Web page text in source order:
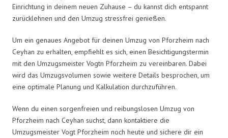
Einrichtung in deinem neuen Zuhause – du kannst dich entspannt
zurücklehnen und den Umzug stressfrei genießen.
Um ein genaues Angebot für deinen Umzug von Pforzheim nach
Ceyhan zu erhalten, empfiehlt es sich, einen Besichtigungstermin
mit den Umzugsmeister Vogtn Pforzheim zu vereinbaren. Dabei
wird das Umzugsvolumen sowie weitere Details besprochen, um
eine optimale Planung und Kalkulation durchzuführen.
Wenn du einen sorgenfreien und reibungslosen Umzug von
Pforzheim nach Ceyhan suchst, dann kontaktiere die
Umzugsmeister Vogt Pforzheim noch heute und sichere dir ein